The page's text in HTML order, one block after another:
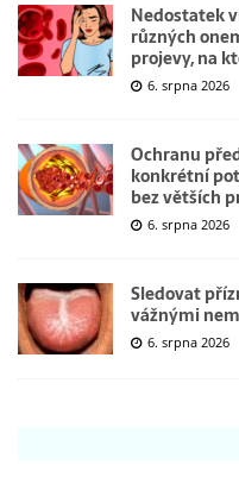
Nedostatek
různých
projevy, na
6. srpna 2026
Ochranu
konkrétní
bez větších
6. srpna 2026
Sledovat
vážnými
6. srpna 2026